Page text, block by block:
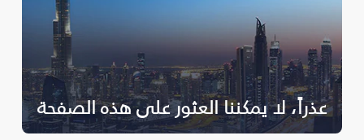
عذراً، لا يمكننا العثور على هذه الصفحة